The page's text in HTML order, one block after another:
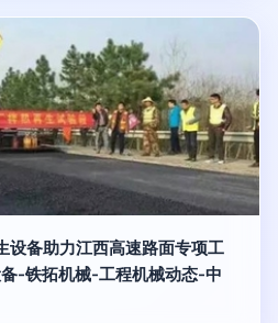
设备助力江西高速路面专项工
-铁拓机械-工程机械动态-中